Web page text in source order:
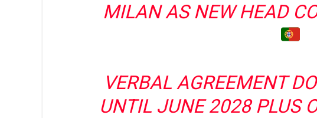
MILAN AS NEW HEAD
VERBAL AGREEMENT
UNTIL JUNE 2028 PLUS